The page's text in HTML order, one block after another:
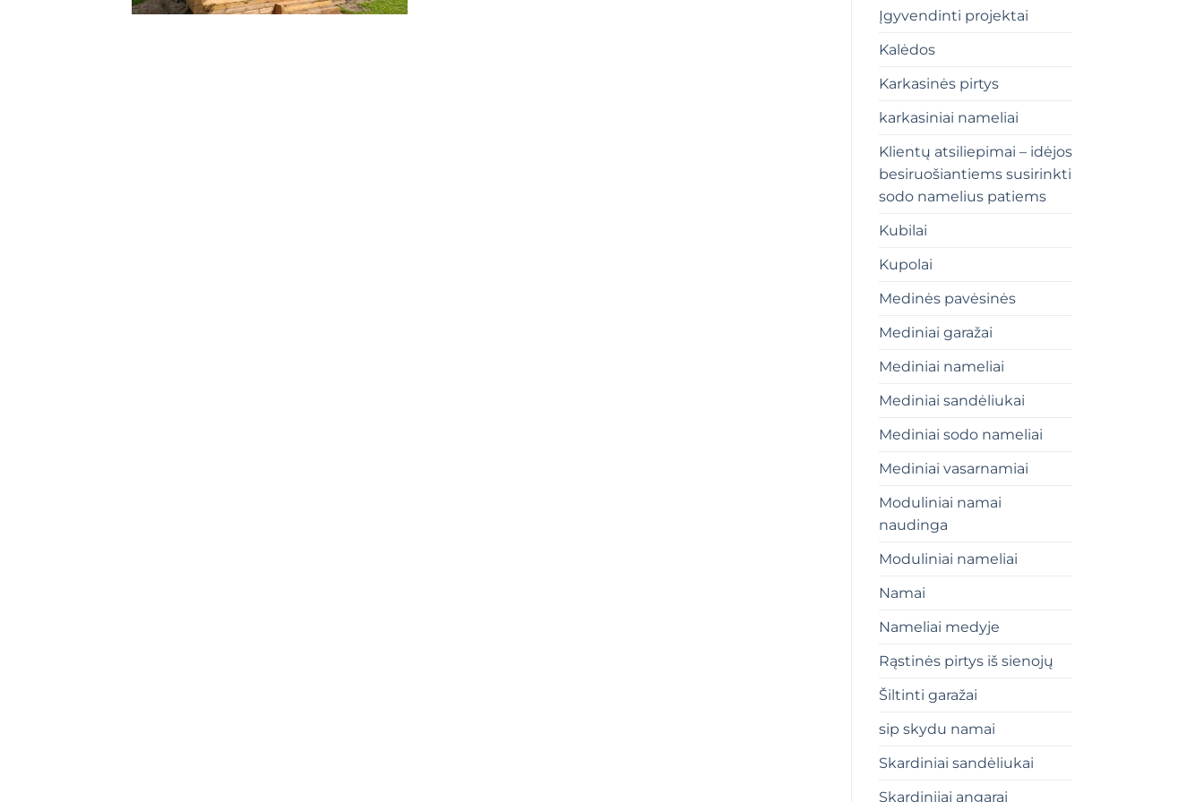
Įgyvendinti projektai
Kalėdos
Karkasinės pirtys
karkasiniai nameliai
Klientų atsiliepimai – idėjos
besiruošiantiems susirinkti
sodo namelius patiems
Kubilai
Kupolai
Medinės pavėsinės
Mediniai garažai
Mediniai nameliai
Mediniai sandėliukai
Mediniai sodo nameliai
Mediniai vasarnamiai
Moduliniai namai
naudinga
Moduliniai nameliai
Namai
Nameliai medyje
Rąstinės pirtys iš sienojų
Šiltinti garažai
sip skydu namai
Skardiniai sandėliukai
Skardiniiai angarai